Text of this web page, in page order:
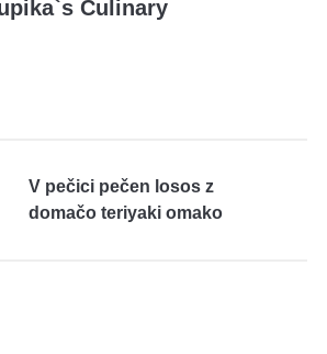
Culinary
V pečici pečen losos z
domačo teriyaki omako